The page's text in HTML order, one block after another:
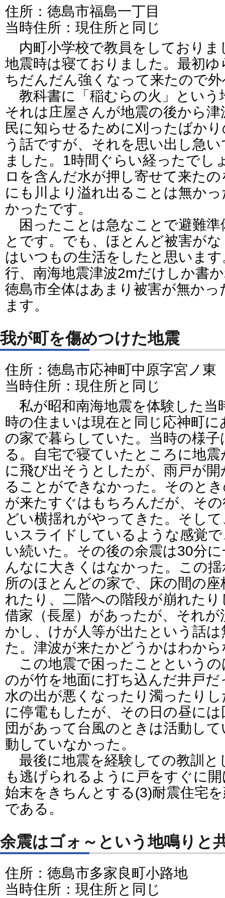
住所：徳島市福島一丁目
当時住所：現住所と同じ
内町小学校で教員をしておりま
地震時は寝ておりました。最初
ちだんだん強くなって来たので
教科書に「稲むらの火」という
それは庄屋さんが地震の後から
民に知らせるために刈ったばか
う話ですが、それを思い出し急
ました。1時間ぐらい経ったでし
ロを含んだ水が押し寄せて来た
にも川より溢れ出ることは無か
かったです。
困ったことは急なことで避難準
とです。でも、ほとんど被害が
はいつもの生活をしたと思いま
行、南海地震津波2mだけしか書
徳島市全体はあまり被害が無か
ます。
我が町を傷めつけた地震
住所：徳島市応神町中原字宮ノ東
当時住所：現住所と同じ
私が昭和南海地震を体験した当
時の住まいは現在と同じ応神町
の家で暮らしていた。当時の様
る。自宅で寝ていたところに地
に飛び出そうとしたが、雨戸が
ることができなかった。そのと
が来たすぐはもちろんだが、そ
どい横揺れがやってきた。そし
いスライドしているような感覚
い続いた。その後の余震は30分
んなに大きくはなかった。この
所のほとんどの家で、床の間の
れたり、二階への階段が崩れた
借家（長屋）があったが、それ
かし、けが人等が出たという話
た。津波が来たかどうかはわか
この地震で困ったことというの
のが竹を地面に打ち込んだ井戸
水の出が悪くなったり濁ったり
に停電もしたが、その日の昼に
団があって台風のときは活動し
動していなかった。
最後に地震を経験しての教訓と
も逃げられるように戸をすぐに
始末をきちんとする(3)耐震住宅
である。
余震はゴォ～という地鳴りと
住所：徳島市多家良町小路地
当時住所：現住所と同じ